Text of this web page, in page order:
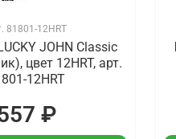
81801-12HRT
JOHN Classic
цвет 12HRT, арт.
12HRT
₽